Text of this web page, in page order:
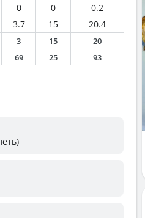
0 0
0.2
3.7 15
20.4
3 15 20
69 25 93